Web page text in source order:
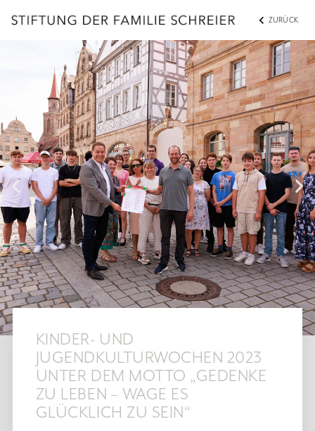
ZURÜCK
KINDER- UND
JUGENDKULTURWOCHEN 2023
UNTER DEM MOTTO „GEDENKE
ZU LEBEN – WAGE ES
GLÜCKLICH ZU SEIN“